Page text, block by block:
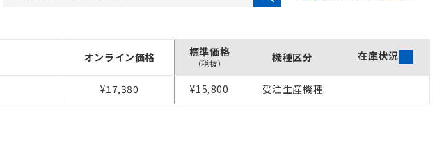
オンライン価格 標準価格
（税抜） 機種区分 在庫状況
¥17,380 ¥15,800 受注生産機種
況および標準価格(税抜)を提供させていただ